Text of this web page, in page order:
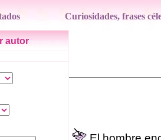
Curiosidades, frases
autor